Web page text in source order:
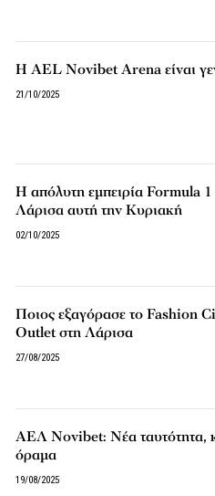
Η AEL Novibet Arena είναι
21/10/2025
Η απόλυτη εμπειρία Formula 1
Λάρισα αυτή την Κυριακή
02/10/2025
Ποιος εξαγόρασε το Fashion
Outlet στη Λάρισα
27/08/2025
ΑΕΛ Novibet: Νέα ταυτότητα,
όραμα
19/08/2025